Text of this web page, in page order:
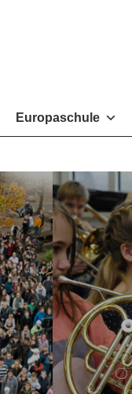
Europaschule